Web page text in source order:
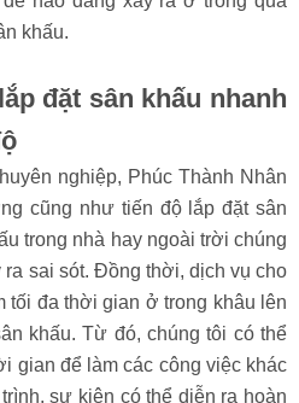
cứ quý khách hàng nào cũng
Thành Nhânlà những người có
ra những ý tưởng hay ở trong
như sự nhanh nhạy, kịp thời để
nào đang xảy ra ở trong quá
khấu.
đặt sân khấu nhanh
nghiệp, Phúc Thành Nhân